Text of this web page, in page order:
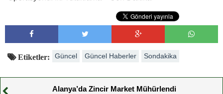
Etiketler: Güncel Güncel Haberler Sondakika
Alanya’da Zincir Market Mühürlendi